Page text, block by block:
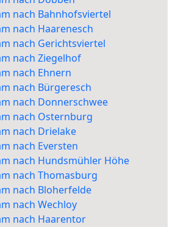
nach Bahnhofsviertel
nach Haarenesch
nach Gerichtsviertel
nach Ziegelhof
nach Ehnern
nach Bürgeresch
nach Donnerschwee
nach Osternburg
nach Drielake
nach Eversten
nach Hundsmühler Höhe
nach Thomasburg
nach Bloherfelde
nach Wechloy
nach Haarentor